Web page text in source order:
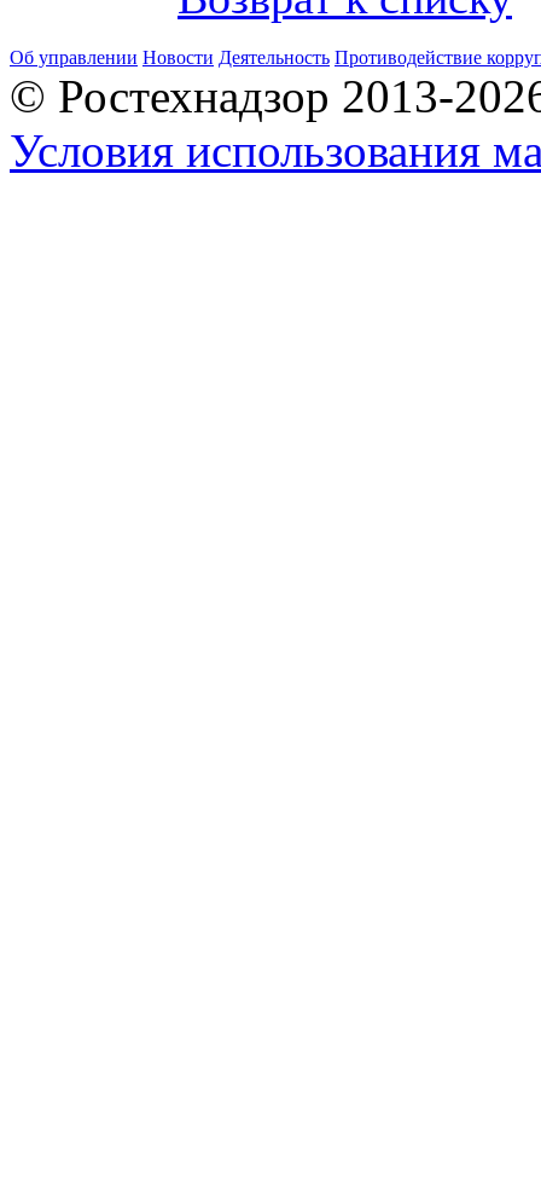
Об управлении Новости Деятельность Противодействие
© Ростехнадзор 2013-
Условия использования